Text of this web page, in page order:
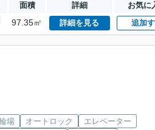
面積 詳細 お気に
97.35㎡ 詳細を見る 追加
場 オートロック
エレベーター